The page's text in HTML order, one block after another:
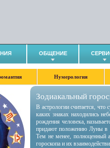
ОБЩЕНИЕ
Нумерология
Зодиакальный
В астрологии считается, что
каких знаках находились
рождения человека,
придают положению Луны в
Тем не менее, полноценный
гороскопа и их